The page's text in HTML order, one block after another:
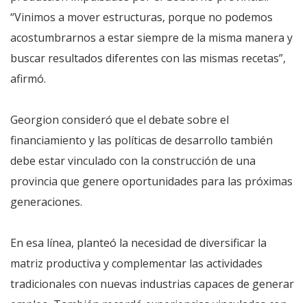
“Vinimos a mover estructuras, porque no podemos
acostumbrarnos a estar siempre de la misma manera y
buscar resultados diferentes con las mismas recetas”,
afirmó.
Georgion consideró que el debate sobre el
financiamiento y las políticas de desarrollo también
debe estar vinculado con la construcción de una
provincia que genere oportunidades para las próximas
generaciones.
En esa línea, planteó la necesidad de diversificar la
matriz productiva y complementar las actividades
tradicionales con nuevas industrias capaces de generar